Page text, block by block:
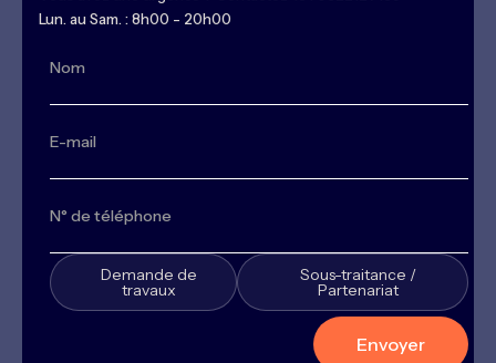
Lun. au Sam. : 8h00 - 20h00
Demande de
travaux
Sous-traitance /
Partenariat